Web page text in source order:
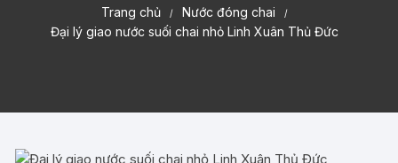
Trang chủ
Nước đóng chai
Đại lý giao nước suối chai nhỏ Linh Xuân Thủ Đức